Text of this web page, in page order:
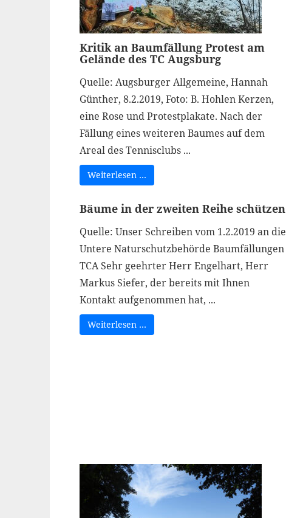
Kritik an Baumfällung Protest am
Gelände des TC Augsburg
Quelle: Augsburger Allgemeine, Hannah
Günther, 8.2.2019, Foto: B. Hohlen Kerzen,
eine Rose und Protestplakate. Nach der
Fällung eines weiteren Baumes auf dem
Areal des Tennisclubs ...
Weiterlesen …
Bäume in der zweiten Reihe schützen
Quelle: Unser Schreiben vom 1.2.2019 an die
Untere Naturschutzbehörde Baumfällungen
TCA Sehr geehrter Herr Engelhart, Herr
Markus Siefer, der bereits mit Ihnen
Kontakt aufgenommen hat, ...
Weiterlesen …